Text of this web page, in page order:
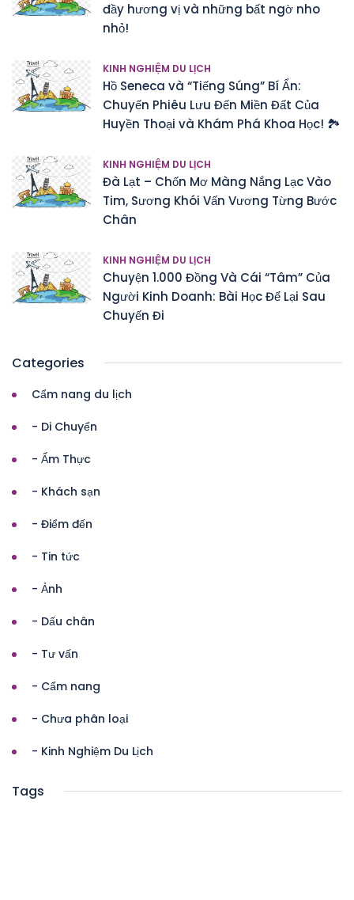
đầy hương vị và những bất ngờ nho
nhỏ!
KINH NGHIỆM DU LỊCH
Hồ Seneca và “Tiếng Súng” Bí Ẩn:
Chuyến Phiêu Lưu Đến Miền Đất Của
Huyền Thoại và Khám Phá Khoa Học! 🏞️
KINH NGHIỆM DU LỊCH
Đà Lạt – Chốn Mơ Màng Nắng Lạc Vào
Tim, Sương Khói Vấn Vương Từng Bước
Chân
KINH NGHIỆM DU LỊCH
Chuyện 1.000 Đồng Và Cái “Tâm” Của
Người Kinh Doanh: Bài Học Để Lại Sau
Chuyến Đi
Categories
Cẩm nang du lịch
- Di Chuyển
- Ẩm Thực
- Khách sạn
- Điểm đến
- Tin tức
- Ảnh
- Dấu chân
- Tư vấn
- Cẩm nang
- Chưa phân loại
- Kinh Nghiệm Du Lịch
Tags